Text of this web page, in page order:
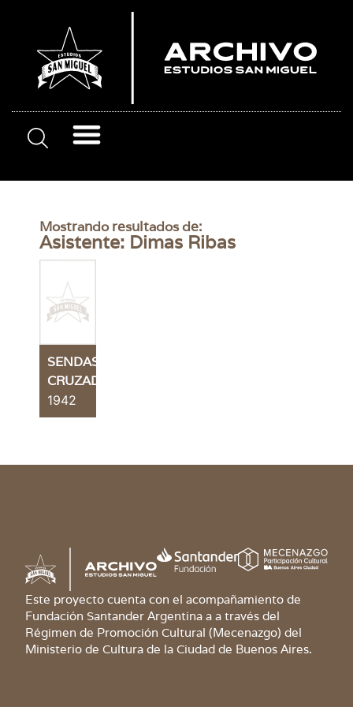
Mostrando resultados de:
Asistente: Dimas Ribas
SENDAS
CRUZADAS
1942
Este proyecto cuenta con el acompañamiento de
Fundación Santander Argentina a a través del
Régimen de Promoción Cultural (Mecenazgo) del
Ministerio de Cultura de la Ciudad de Buenos Aires.